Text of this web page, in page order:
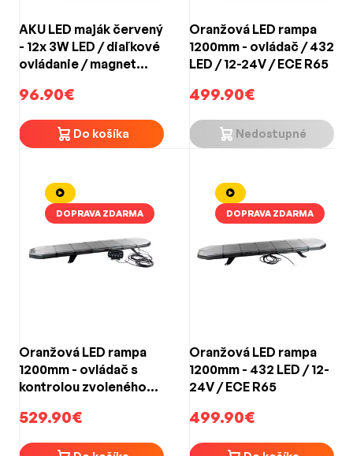
AKU LED maják červený
- 12x 3W LED / diaľkové
ovládanie / magnet
96.90€
Do košíka
Oranžová LED rampa
1200mm - ovládač / 432
LED / 12-24V / ECE R65
499.90€
Nedostupné
DOPRAVA ZDARMA
Oranžová LED rampa
1200mm - ovládač s
kontrolou zvoleného
24V / ECE R65
529.90€
DOPRAVA ZDARMA
Oranžová LED rampa
1200mm - 432 LED / 12-
24V / ECE R65
499.90€